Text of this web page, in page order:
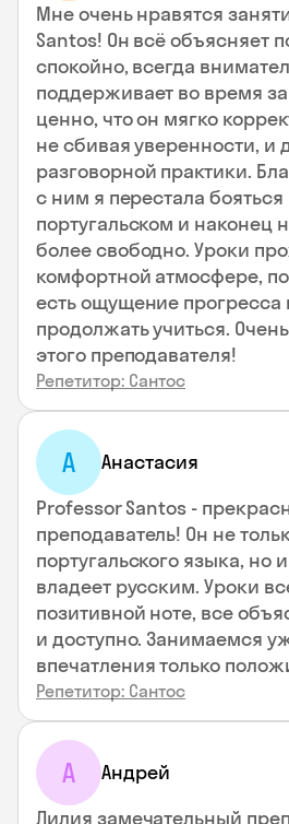
Мне очень нравятся
Santos! Он всё объясняет
спокойно, всегда
поддерживает во время
ценно, что он мягко
не сбивая уверенности, и
разговорной практики.
с ним я перестала бояться
португальском и наконец
более свободно. Уроки
комфортной атмосфере,
есть ощущение прогресса
продолжать учиться.
этого преподавателя!
Репетитор: Сантос
А Анастасия
Professor Santos -
преподаватель! Он не
португальского языка, но
владеет русским. Уроки
позитивной ноте, все
и доступно. Занимаемся
впечатления только
Репетитор: Сантос
А Андрей
Лилия замечательный